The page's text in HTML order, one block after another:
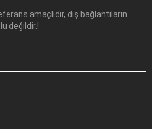
amaçlıdır, dış bağlantıların
değildir.!